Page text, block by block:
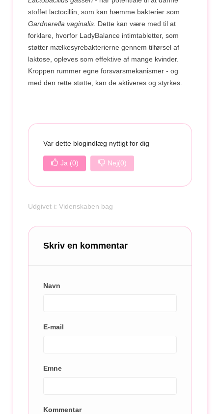
stoffet lactocillin, som kan hæmme bakterier som
Gardnerella vaginalis . Dette kan være med til at
forklare, hvorfor LadyBalance intimtabletter, som
støtter mælkesyrebakterierne gennem tilførsel af
laktose, opleves som effektive af mange kvinder.
Kroppen rummer egne forsvarsmekanismer - og
med den rette støtte, kan de aktiveres og styrkes.
Var dette blogindlæg nyttigt for dig
Ja (0) Nej(0)
Udgivet i:Videnskaben bag
Skriv en kommentar
Navn
E-mail
Emne
Kommentar